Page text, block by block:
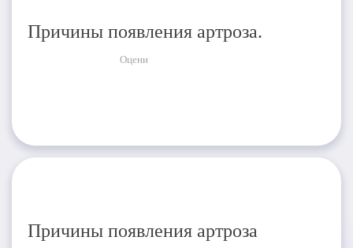
Причины появления артроза.
Оцени
Причины появления артроза